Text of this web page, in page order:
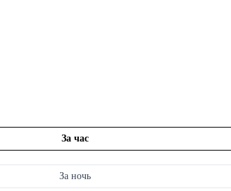
За час
За ночь